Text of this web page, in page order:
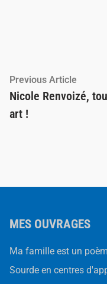
Navigation
de
l’article
Previous Article
article:
Nicole Renvoizé,
art !
MES OUVRAGES
Ma famille est un
Sourde en centres